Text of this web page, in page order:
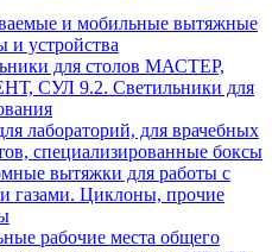
и мобильные вытяжные
и устройства
для столов МАСТЕР,
СУЛ 9.2. Светильники для
лабораторий, для врачебных
специализированные боксы
вытяжки для работы с
газами. Циклоны, прочие
рабочие места общего